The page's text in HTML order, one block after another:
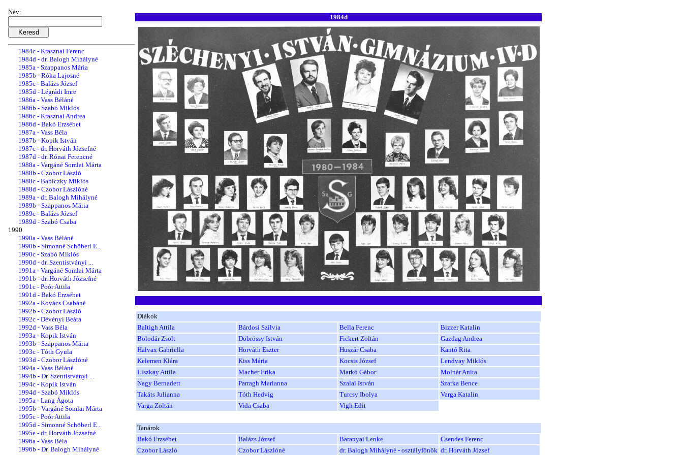
Név:1983b - Vass Béla
1983c - Dr. Horváth Józsefné
1983d - Renner Kálmánné
1984a - Czobor László
1984b - Czobor Lászlóné
1984c - Krasznai Ferenc
1984d - dr. Balogh Mihályné
1985a - Szappanos Mária
1985b - Róka Lajosné
1985c - Balázs József
1985d - Légrádi Imre
1986a - Vass Béláné
1986b - Szabó Miklós
1986c - Krasznai Andrea
1986d - Bakó Erzsébet
1987a - Vass Béla
1987b - Kopik István
1987c - dr. Horváth Józsefné
1987d - dr. Rónai Ferencné
1988a - Vargáné Somlai Márta
1988b - Czobor László
1988c - Babiczky Miklós
1988d - Czobor Lászlóné
1989a - dr. Balogh Mihályné
1989b - Szappanos Mária
1989c - Balázs József
1989d - Szabó Csaba
1990
1990a - Vass Béláné
1990b - Simonné Schöberl E...
1990c - Szabó Miklós
1990d - dr. Szentistványi ...
1991a - Vargáné Somlai Márta
1991b - dr. Horváth Józsefné
1991c - Poór Attila
1991d - Bakó Erzsébet
1992a - Kovács Csabáné
1992b - Czobor László
1992c - Dévényi Beáta
1992d - Vass Béla
1993a - Kopik István
1993b - Szappanos Mária
1993c - Tóth Gyula
1993d - Czobor Lászlóné
1994a - Vass Béláné
1994b - Dr. Szentistványi ...
1994c - Kopik István
1994d - Szabó Miklós
1995a - Lang Ágota
1995b - Vargáné Somlai Márta
1995c - Poór Attila
1995d - Simonné Schöberl E...
1995e - dr. Horváth Józsefné
1996a - Vass Béla
1996b - Dr. Balogh Mihályné
1984d
Diákok
Baltigh Attila
Bárdosi Szilvia Bella Ferenc
Bizzer Katalin
Bolodár Zsolt
Döbrössy István Fickert Zoltán
Gazdag Andrea
Halvax Gabriella
Horváth Eszter Huszár Csaba
Kantó Rita
Kelemen Klára
Kiss Mária Kocsis József
Lendvay Miklós
Liszkay Attila
Macher Erika Markó Gábor
Molnár Anita
Nagy Bernadett
Parragh Marianna Szalai István
Szarka Bence
Takáts Julianna
Tóth Hedvig Turcsy Ibolya
Varga Katalin
Varga Zoltán
Vida Csaba Vigh Edit
Tanárok
Bakó Erzsébet
Balázs József Baranyai Lenke
Csendes Ferenc
Czobor László
Czobor Lászlóné dr. Balogh Mihályné - osztályfőnök dr. Horváth József